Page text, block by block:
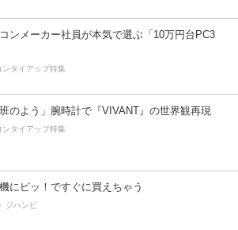
ンメーカー社員が本気で選ぶ「10万円台PC3
ンタイアップ特集
班のよう」腕時計で『VIVANT』の世界観再現
ンタイアップ特集
にピッ！ですぐに買えちゃう
ジハンピ